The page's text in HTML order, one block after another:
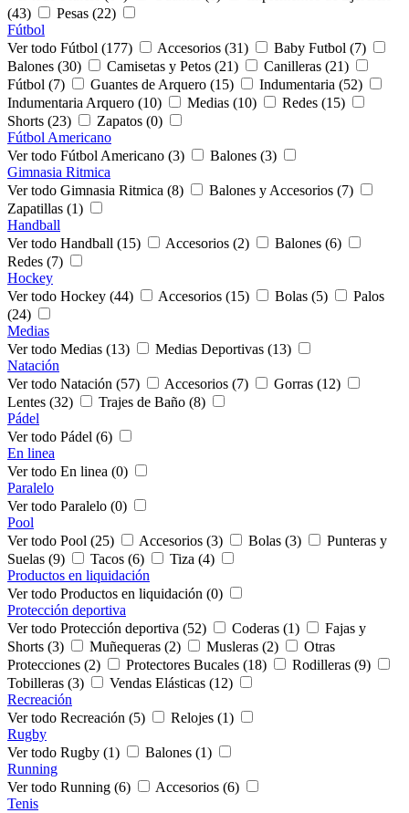
(43)
Pesas (22)
Fútbol
Ver todo Fútbol (177)
Accesorios (31)
Baby Futbol (7)
Balones (30)
Camisetas y Petos (21)
Canilleras (21)
Fútbol (7)
Guantes de Arquero (15)
Indumentaria (52)
Indumentaria Arquero (10)
Medias (10)
Redes (15)
Shorts (23)
Zapatos (0)
Fútbol Americano
Ver todo Fútbol Americano (3)
Balones (3)
Gimnasia Ritmica
Ver todo Gimnasia Ritmica (8)
Balones y Accesorios (7)
Zapatillas (1)
Handball
Ver todo Handball (15)
Accesorios (2)
Balones (6)
Redes (7)
Hockey
Ver todo Hockey (44)
Accesorios (15) Bolas (5)
Palos
(24)
Medias
Ver todo Medias (13)
Medias Deportivas (13)
Natación
Ver todo Natación (57)
Accesorios (7)
Gorras (12)
Lentes (32)
Trajes de Baño (8)
Pádel
Ver todo Pádel (6)
En linea
Ver todo En linea (0)
Paralelo
Ver todo Paralelo (0)
Pool
Ver todo Pool (25)
Accesorios (3) Bolas (3)
Punteras y
Suelas (9)
Tacos (6)
Tiza (4)
Productos en liquidación
Ver todo Productos en liquidación (0)
Protección deportiva
Ver todo Protección deportiva (52)
Coderas (1)
Fajas y
Shorts (3)
Muñequeras (2) Musleras (2)
Otras
Protecciones (2)
Protectores Bucales (18)
Rodilleras (9)
Tobilleras (3)
Vendas Elásticas (12)
Recreación
Ver todo Recreación (5)
Relojes (1)
Rugby
Ver todo Rugby (1)
Balones (1)
Running
Ver todo Running (6)
Accesorios (6)
Tenis